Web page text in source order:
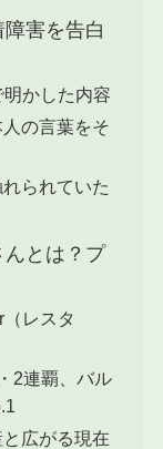
害を告白
かした内容
人の言葉をそ
られていた
とは？プ
レスタ
2連覇、バル
広がる現在